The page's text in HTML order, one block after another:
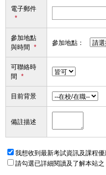
電子郵件
*
參加地點
與時間
*
參加地點：
可聯絡時
間
*
目前背景
備註描述
我想收到最新考試資訊及課程優
請勾選已詳細閱讀及了解本站之